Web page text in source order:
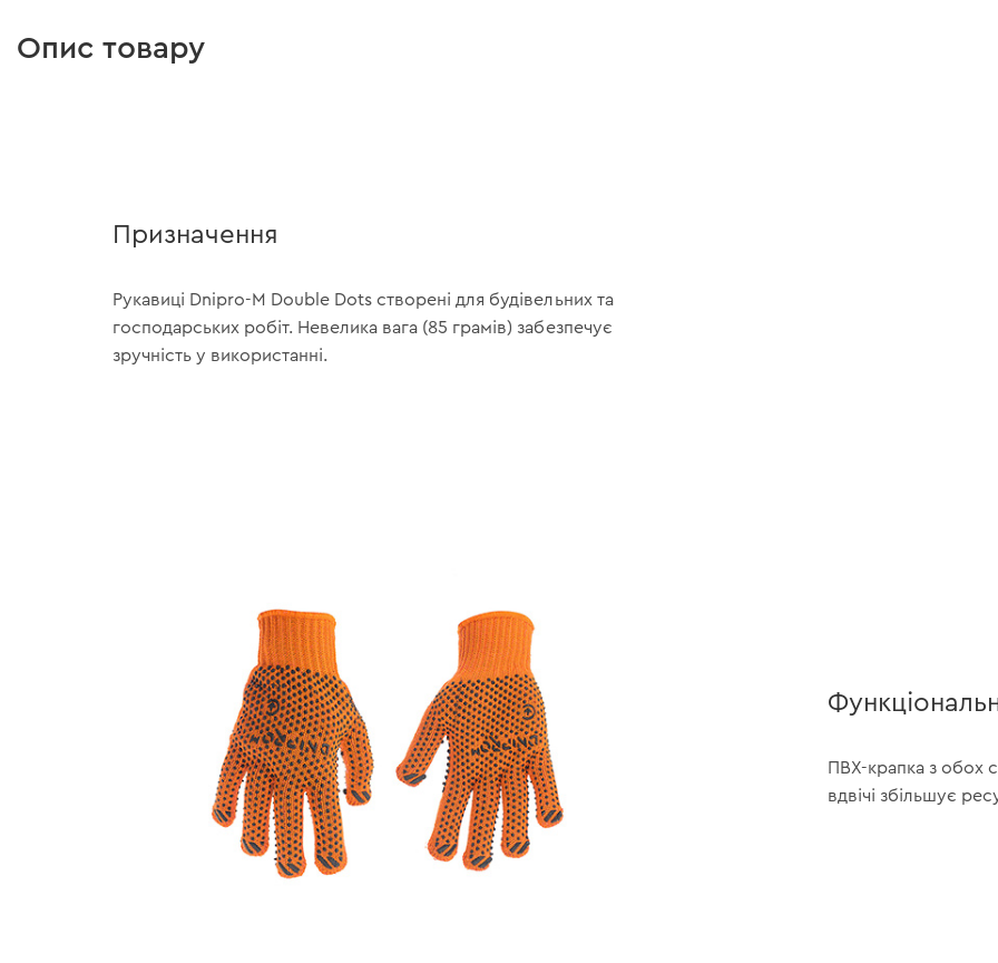
Опис товару
Призначення
Рукавиці Dnipro-M Double Dots створені для будівельних та
господарських робіт. Невелика вага (85 грамів) забезпечує
зручність у використанні.
ПВХ-крапка з обох
вдвічі збільшує